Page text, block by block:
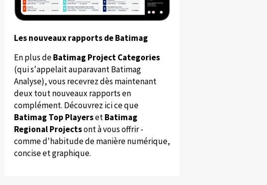
Les nouveaux rapports de Batimag
En plus deBatimag Project Categories
(qui s'appelait auparavant Batimag
Analyse), vous recevrez dès maintenant
deux tout nouveaux rapports en
complément. Découvrez ici ce que
Batimag Top PlayersetBatimag
Regional Projectsont à vous offrir -
comme d'habitude de manière numérique,
concise et graphique.